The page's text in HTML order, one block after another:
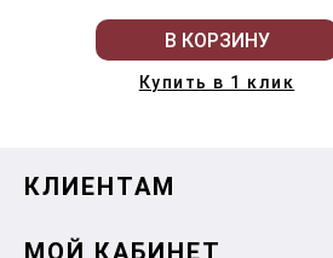
В КОРЗИНУ
Купить в 1 клик
КЛИЕНТАМ
МОЙ КАБИНЕТ